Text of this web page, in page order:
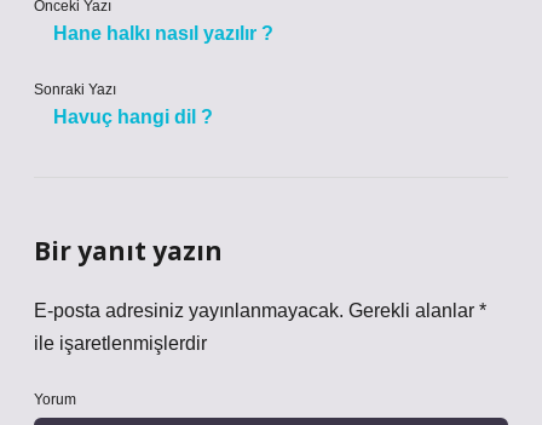
Önceki Yazı
Hane halkı nasıl yazılır ?
Sonraki Yazı
Havuç hangi dil ?
Bir yanıt yazın
E-posta adresiniz yayınlanmayacak. Gerekli alanlar *
ile işaretlenmişlerdir
Yorum